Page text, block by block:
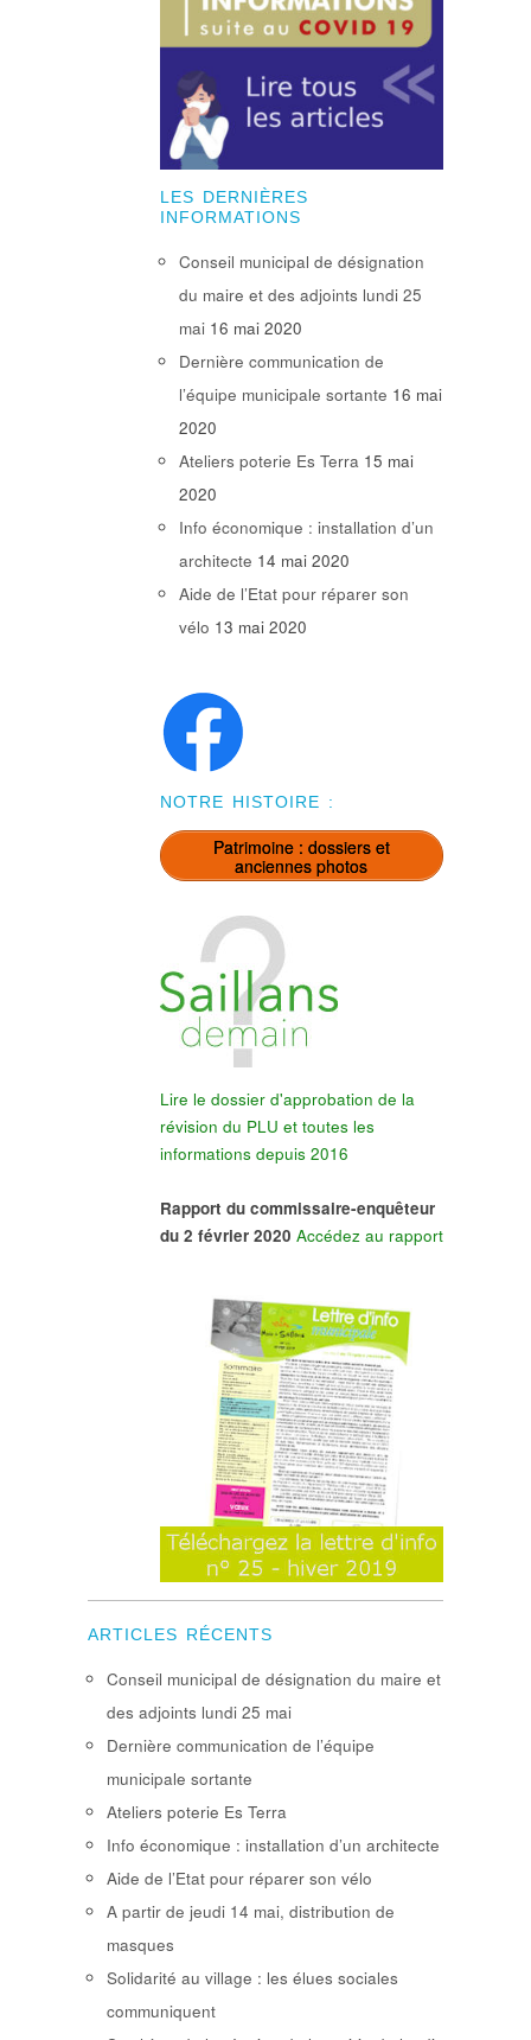
LES DERNIÈRES
INFORMATIONS
Conseil municipal de désignation
du maire et des adjoints lundi 25
mai 16 mai 2020
Dernière communication de
l’équipe municipale sortante 16 mai
2020
Ateliers poterie Es Terra 15 mai
2020
Info économique : installation d’un
architecte 14 mai 2020
Aide de l’Etat pour réparer son
vélo 13 mai 2020
NOTRE HISTOIRE :
Patrimoine : dossiers et
anciennes photos
Lire le dossier d'approbation de la
révision du PLU et toutes les
informations depuis 2016
Rapport du commissaire-enquêteur
du 2 février 2020 Accédez au rapport
ARTICLES RÉCENTS
Conseil municipal de désignation du maire et
des adjoints lundi 25 mai
Dernière communication de l’équipe
municipale sortante
Ateliers poterie Es Terra
Info économique : installation d’un architecte
Aide de l’Etat pour réparer son vélo
A partir de jeudi 14 mai, distribution de
masques
Solidarité au village : les élues sociales
communiquent